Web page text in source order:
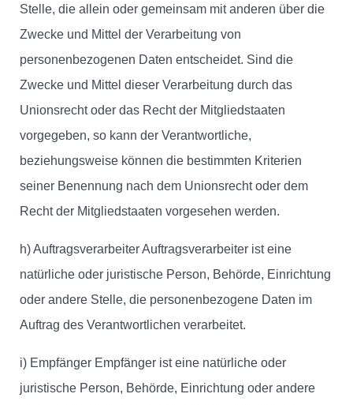
Stelle, die allein oder gemeinsam mit anderen über die
Zwecke und Mittel der Verarbeitung von
personenbezogenen Daten entscheidet. Sind die
Zwecke und Mittel dieser Verarbeitung durch das
Unionsrecht oder das Recht der Mitgliedstaaten
vorgegeben, so kann der Verantwortliche,
beziehungsweise können die bestimmten Kriterien
seiner Benennung nach dem Unionsrecht oder dem
Recht der Mitgliedstaaten vorgesehen werden.
h) Auftragsverarbeiter Auftragsverarbeiter ist eine
natürliche oder juristische Person, Behörde, Einrichtung
oder andere Stelle, die personenbezogene Daten im
Auftrag des Verantwortlichen verarbeitet.
i) Empfänger Empfänger ist eine natürliche oder
juristische Person, Behörde, Einrichtung oder andere